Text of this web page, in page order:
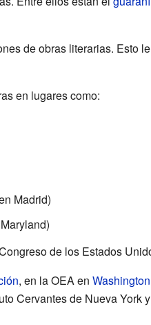
de obras literarias. Esto
en lugares como:
Madrid)
de los Estados
, en la OEA en
Cervantes de Nueva York